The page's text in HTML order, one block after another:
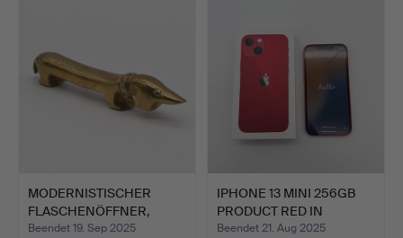
MODERNISTISCHER
FLASCHENÖFFNER,
DACKEL, ME…
Beendet 19. Sep 2025
IPHONE 13 MINI 256GB
PRODUCT RED IN
ORIGIN…
Beendet 21. Aug 2025